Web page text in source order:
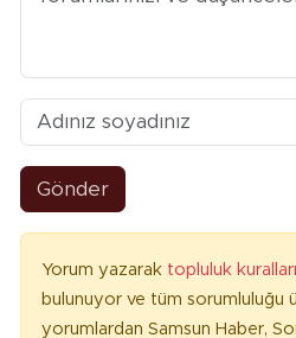
Gönder
Yorum yazarak topluluk
bulunuyor ve tüm sorumluluğu
yorumlardan Samsun Haber,